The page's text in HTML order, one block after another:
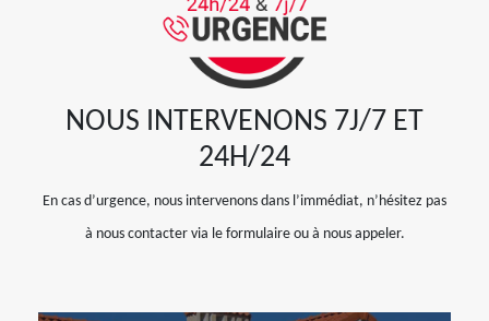
NOUS INTERVENONS 7J/7 ET
24H/24
En cas d’urgence, nous intervenons dans l’immédiat, n’hésitez pas
à nous contacter via le formulaire ou à nous appeler.